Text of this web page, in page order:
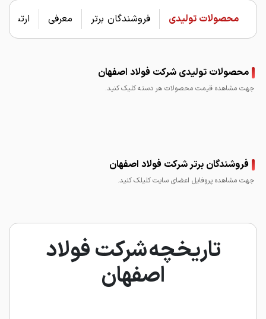
محصولات تولیدی فروشندگان برتر معرفی ارتباط
محصولات تولیدی شرکت فولاد اصفهان
جهت مشاهده قیمت محصولات هر دسته کلیک کنید.
فروشندگان برتر شرکت فولاد اصفهان
جهت مشاهده پروفایل اعضای سایت کلیلک کنید.
تاریخچه شرکت فولاد
اصفهان